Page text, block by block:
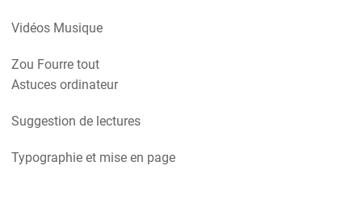
Vidéos Musique
Zou Fourre tout
Astuces ordinateur
Suggestion de lectures
Typographie et mise en page